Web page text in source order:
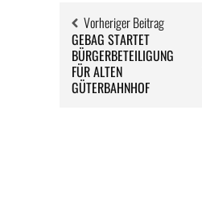
Vorheriger Beitrag
GEBAG STARTET
BÜRGERBETEILIGUNG
FÜR ALTEN
GÜTERBAHNHOF